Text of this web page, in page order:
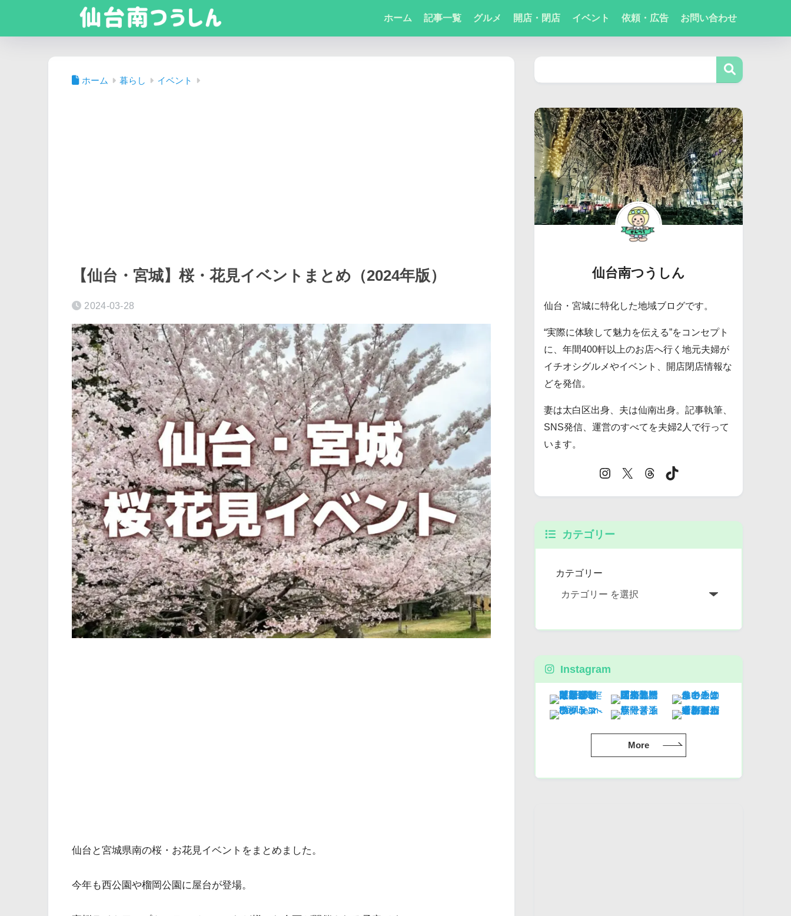
ホーム 記事一覧 グルメ 開店・閉店 イベント 依頼・広告 お問い合わせ
ホーム 暮らし イベント
【仙台・宮城】桜・花見イベントまとめ（2024年版）
2024-03-28
仙台と宮城県南の桜・お花見イベントをまとめました。
今年も西公園や榴岡公園に屋台が登場。
仙台南つうしん
仙台・宮城に特化した地域ブログです。
“実際に体験して魅力を伝える”をコンセプト
に、年間400軒以上のお店へ行く地元夫婦が
イチオシグルメやイベント、開店閉店情報な
どを発信。
妻は太白区出身、夫は仙南出身。記事執筆、
SNS発信、運営のすべてを夫婦2人で行って
います。
カテゴリー
カテゴリー
Instagram
More